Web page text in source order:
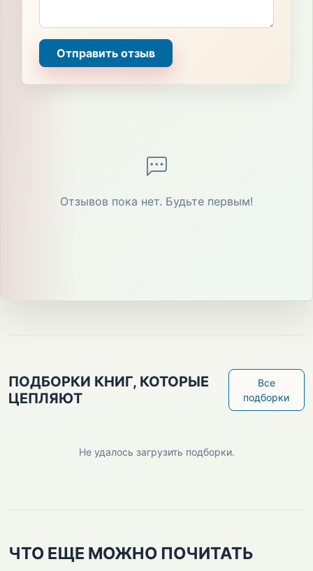
Отправить отзыв
Отзывов пока нет. Будьте первым!
ПОДБОРКИ КНИГ, КОТОРЫЕ
ЦЕПЛЯЮТ
Все
подборки
Не удалось загрузить подборки.
ЧТО ЕЩЕ МОЖНО ПОЧИТАТЬ